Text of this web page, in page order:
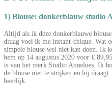
1) Blouse: donkerblauw studio
Altijd als ik deze donkerblauwe blouse
draag voel ik me instant-chique. Wat
simpele blouse wel niet kan doen. Ik
hem op 14 augustus 2020 voor €
is van het merk Studio Anneloes. Ik
de blouse niet te strijken en hij draagt
heerlijk.